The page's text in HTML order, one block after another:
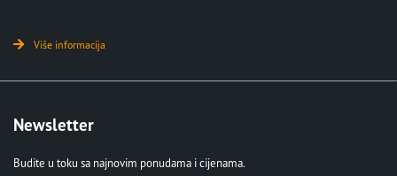
Više informacija
Newsletter
Budite u toku sa najnovim ponudama i cijenama.